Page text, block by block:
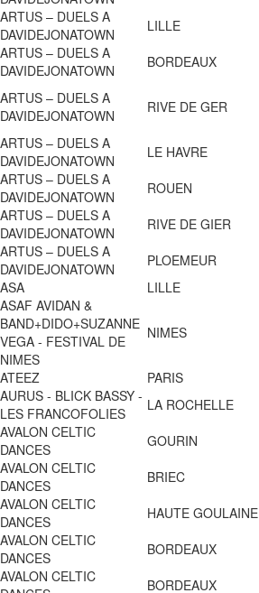
ARTUS – DUELS A
DAVIDEJONATOWN
LILLE
ARTUS – DUELS A
DAVIDEJONATOWN
BORDEAUX
ARTUS – DUELS A
DAVIDEJONATOWN
RIVE DE GER
ARTUS – DUELS A
DAVIDEJONATOWN
LE HAVRE
ARTUS – DUELS A
DAVIDEJONATOWN
ROUEN
ARTUS – DUELS A
DAVIDEJONATOWN
RIVE DE GIER
ARTUS – DUELS A
DAVIDEJONATOWN
PLOEMEUR
ASA
LILLE
ASAF AVIDAN &
BAND+DIDO+SUZANNE
VEGA - FESTIVAL DE
NIMES
NIMES
ATEEZ PARIS
AURUS - BLICK BASSY -
LES FRANCOFOLIES
LA ROCHELLE
AVALON CELTIC
DANCES
GOURIN
AVALON CELTIC
DANCES
BRIEC
AVALON CELTIC
DANCES
HAUTE GOULAINE
AVALON CELTIC
DANCES
BORDEAUX
AVALON CELTIC
BORDEAUX